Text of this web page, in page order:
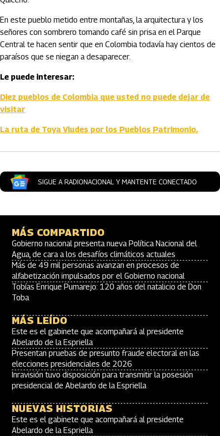
En este pueblo metido entre montañas, la arquitectura y los
señores con sombrero tomando café sin prisa en el Parque
Central te hacen sentir que en Colombia todavía hay cientos de
paraísos que se niegan a desaparecer.
Le puede interesar:
Diez pueblos de Colombia que usted no puede dejar de
visitar
La ruta de Toya Viudes por los Pueblos Patrimonio.
SIGUE A RADIONACIONAL Y MANTENTE CONECTADO
MÁS COMPARTIDO
Gobierno nacional presenta nueva Política Nacional del
Agua, de cara a los desafíos climáticos actuales
Más de 49 mil personas avanzan en procesos de
alfabetización impulsados por el Gobierno nacional
Tobías Enrique Pumarejo: 120 años del natalicio de Don
Toba
MÁS LEÍDO
Este es el gabinete que acompañará al presidente
Abelardo de la Espriella
Presentan pruebas de presunto fraude electoral en las
elecciones presidenciales de 2026
Inravisión tuvo disposición para transmitir la posesión
presidencial de Abelardo de la Espriella
NUEVAS HISTORIAS
Este es el gabinete que acompañará al presidente
Abelardo de la Espriella